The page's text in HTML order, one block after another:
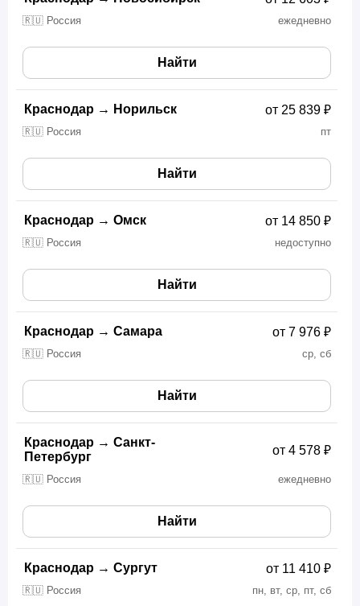
🇷🇺 Россия ежедневно
Найти
Краснодар → Норильск
🇷🇺 Россия пт
от 25 839 ₽
Найти
Краснодар → Омск
🇷🇺 Россия недоступно
от 14 850 ₽
Найти
Краснодар → Самара
🇷🇺 Россия ср, сб
от 7 976 ₽
Найти
Краснодар → Санкт-
Петербург
🇷🇺 Россия ежедневно
от 4 578 ₽
Найти
Краснодар → Сургут
🇷🇺 Россия пн, вт, ср, пт, сб
от 11 410 ₽